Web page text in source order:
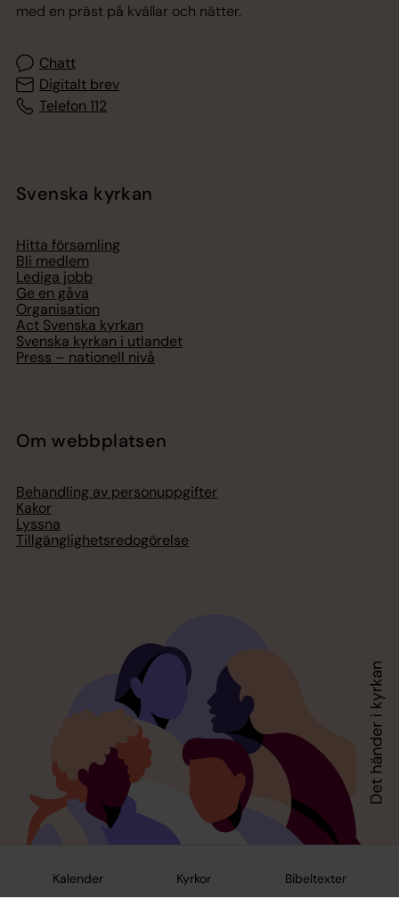
Kalender Kyrkor Bibeltexter
med en präst på kvällar och nätter.
Chatt
Digitalt brev
Telefon 112
Svenska kyrkan
Hitta församling
Bli medlem
Lediga jobb
Ge en gåva
Organisation
Act Svenska kyrkan
Svenska kyrkan i utlandet
Press – nationell nivå
Om webbplatsen
Behandling av personuppgifter
Kakor
Lyssna
Tillgänglighetsredogörelse